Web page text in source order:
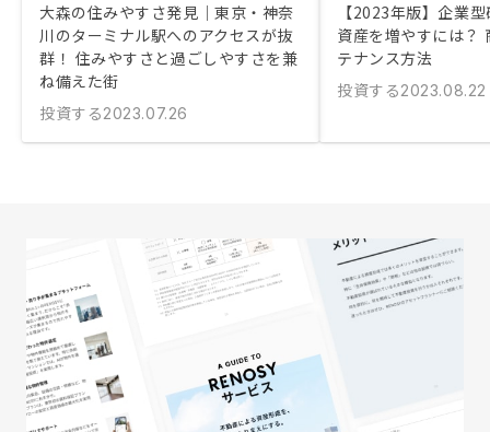
大森の住みやすさ発見｜東京・神奈
川のターミナル駅へのアクセスが抜
群！ 住みやすさと過ごしやすさを兼
ね備えた街
投資する2023.07.26
【2023年版】企業
資産を増やすには？
テナンス方法
投資する2023.08.22